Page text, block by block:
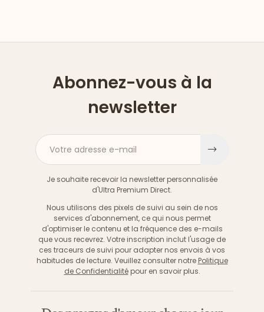
Abonnez-vous à la
newsletter
Votre adresse e-mail
Je souhaite recevoir la newsletter personnalisée
d'Ultra Premium Direct.
Nous utilisons des pixels de suivi au sein de nos
services d'abonnement, ce qui nous permet
d'optimiser le contenu et la fréquence des e-mails
que vous recevrez. Votre inscription inclut l'usage de
ces traceurs de suivi pour adapter nos envois à vos
habitudes de lecture. Veuillez consulter notre Politique
de Confidentialitépour en savoir plus.